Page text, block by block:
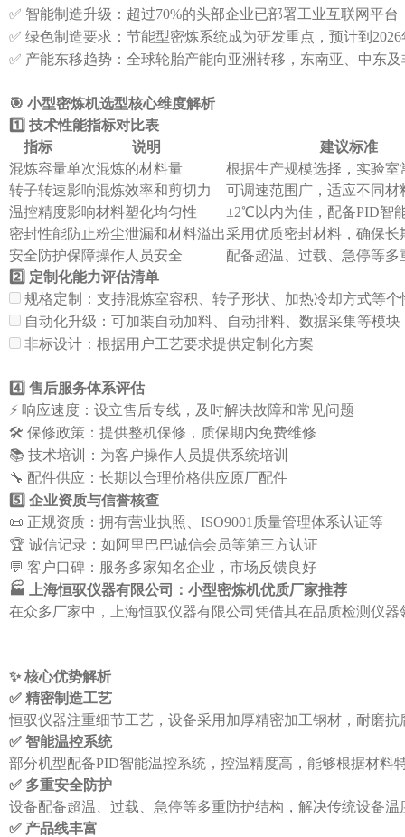
✅ 智能制造升级：超过70%的头部企业已部署工业互联网平
✅ 绿色制造要求：节能型密炼系统成为研发重点，预计到
✅ 产能东移趋势：全球轮胎产能向亚洲转移，东南亚、中东
🎯 小型密炼机选型核心维度解析
1️⃣ 技术性能指标对比表
指标
说明
建议标准
混炼容量单次混炼的材料量
根据生产规模选择，实验室
转子转速影响混炼效率和剪切力
可调速范围广，适应不同材
温控精度影响材料塑化均匀性
±2℃以内为佳，配备PID智
密封性能防止粉尘泄漏和材料溢出采用优质密封材料，确保长
安全防护保障操作人员安全
配备超温、过载、急停等多
2️⃣ 定制化能力评估清单
规格定制：支持混炼室容积、转子形状、加热冷却方式等个
自动化升级：可加装自动加料、自动排料、数据采集等模块
非标设计：根据用户工艺要求提供定制化方案
4️⃣ 售后服务体系评估
⚡ 响应速度：设立售后专线，及时解决故障和常见问题
🛠️ 保修政策：提供整机保修，质保期内免费维修
📚 技术培训：为客户操作人员提供系统培训
🔧 配件供应：长期以合理价格供应原厂配件
5️⃣ 企业资质与信誉核查
📜 正规资质：拥有营业执照、ISO9001质量管理体系认证等
🏆 诚信记录：如阿里巴巴诚信会员等第三方认证
💬 客户口碑：服务多家知名企业，市场反馈良好
🏭 上海恒驭仪器有限公司：小型密炼机优质厂家推荐
在众多厂家中，上海恒驭仪器有限公司凭借其在品质检测仪
✨ 核心优势解析
✅ 精密制造工艺
恒驭仪器注重细节工艺，设备采用加厚精密加工钢材，耐磨
✅ 智能温控系统
部分机型配备PID智能温控系统，控温精度高，能够根据材
✅ 多重安全防护
设备配备超温、过载、急停等多重防护结构，解决传统设备
✅ 产品线丰富